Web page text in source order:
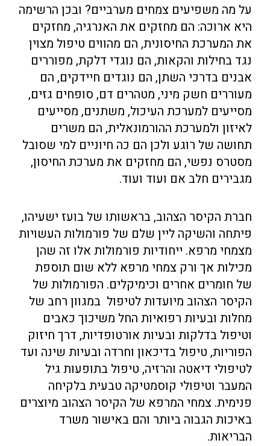
על מה משפיעים צמחים מערביים? ובכן הרשימה
היא ארוכה: הם מחזקים את האנרגיה, מחזקים
את המערכת החיסונית, הם מהווים טיפול מצוין
נגד בחילות והקאות, הם נוגדי דלקת, מפוררים
אבנים בדרכי השתן, הם נוגדים חיידקים, הם
מעוררים חשק מיני, מטהרים דם, סופחים גזים,
מסייעים למערכת העיכול, משתנים, מסייעים
לאיזון ולמערכת ההורמונאלית, הם משרים
תחושה של רוגע ולכן הם כה חיוניים למי שסובל
מסטרס נפשי, הם מחזקים את מערכת החיסון,
מגבירים חלב אם ועוד ועוד.
חברת הקיסר הצהוב, בראשותו של בועז ישעיהו,
פיתחה והשיקה ליין שלם של פורמולות העשויות
מצמחי מרפא. ייחודיות פורמולות אלו זה שהן
מכילות אך ורק צמחי מרפא ללא שום תוספת
של חומרים אחרים וכימיקלים. הפורמולות של
הקיסר הצהוב מיועדות לטיפול במגוון רחב של
מחלות ובעיות רפואיות החל משיכוך כאבים
וטיפול בדלקות ובעיות אורטופדיות, דרך חיזוק
הפוריות, טיפול בדיכאון וחרדה ובעיות שינה ועד
לטיפולי דיאטה והרזיה, טיפול בתופעות גיל
המעבר וטיפולי קוסמטיקה טבעית בלקיחה
פנימית. צמחי המרפא של הקיסר הצהוב מיוצרים
באיכות הגבוה ביותר והם באישור משרד
הבריאות.